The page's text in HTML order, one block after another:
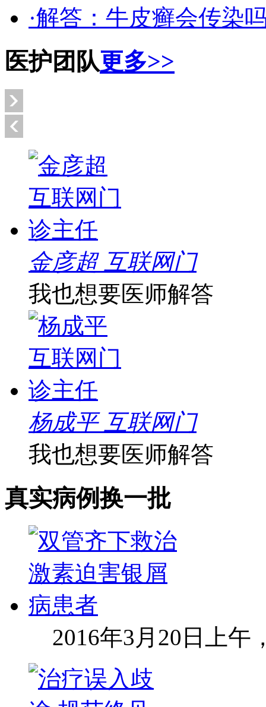
·解答：牛皮癣会传染
医护团队更多>>
金彦超 互联网门
我也想要医师解答
杨成平 互联网门
我也想要医师解答
真实病例换一批
2016年3月20日上午